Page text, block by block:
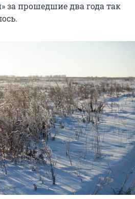
за прошедшие два года так